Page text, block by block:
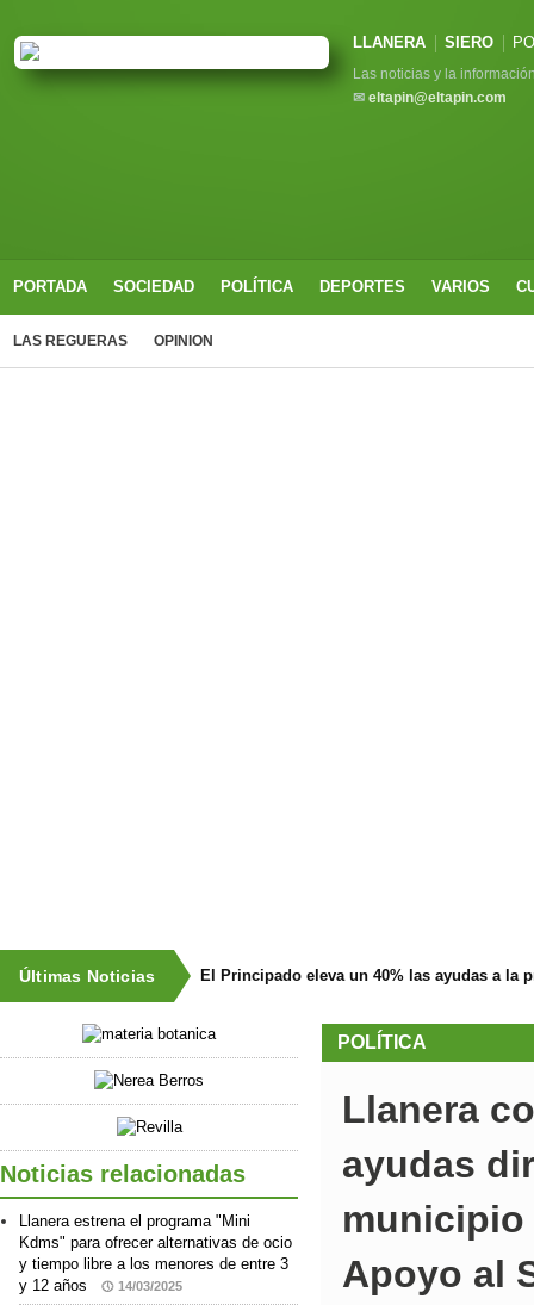
LLANERA SIERO
Las noticias y la
✉ eltapin@eltapin.com
PORTADA SOCIEDAD POLÍTICA DEPORTES VARIOS
LAS REGUERAS OPINION
Últimas Noticias El Principado eleva un 40% las ayudas a
POLÍTICA
Llanera
ayudas
municipio
Apoyo al
Noticias relacionadas
Llanera estrena el programa "Mini
Kdms" para ofrecer alternativas de ocio
y tiempo libre a los menores de entre 3
y 12 años
14/03/2025